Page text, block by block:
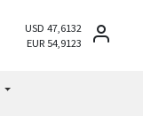
USD 47,6132
EUR 54,9123